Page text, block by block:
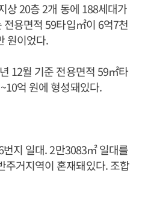
상 20층 2개 동에 188세대가
용면적 59타입㎡이 6억7천
원이었다.
12월 기준 전용면적 59㎡타
억 원에 형성돼있다.
지 일대. 2만3083㎡ 일대를
주거지역이 혼재돼있다. 조합